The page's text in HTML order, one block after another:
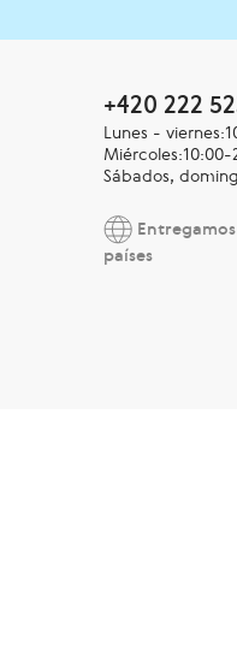
+420 222
Lunes -
Miércoles:10:00-
Sábados,
países